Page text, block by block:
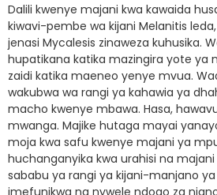
Dalili kwenye majani kwa kawaida
kiwavi-pembe wa kijani Melanitis
jenasi Mycalesis zinaweza kuhusika.
hupatikana katika mazingira yote ya
zaidi katika maeneo yenye mvua.
wakubwa wa rangi ya kahawia ya
macho kwenye mbawa. Hasa,
mwanga. Majike hutaga mayai
moja kwa safu kwenye majani ya
huchanganyika kwa urahisi na
sababu ya rangi ya kijani-manjano
imefunikwa na nywele ndogo za